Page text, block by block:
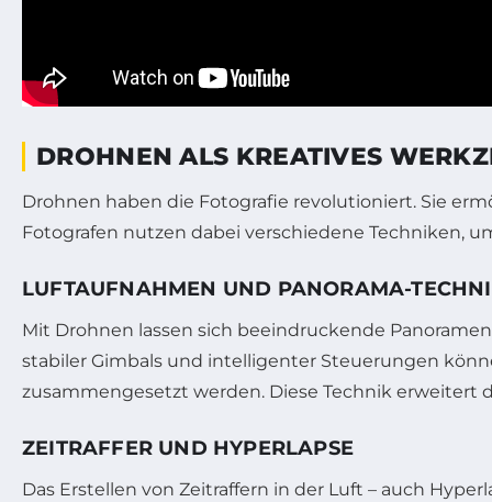
DROHNEN ALS KREATIVES
Drohnen haben die Fotografie revolutioniert. Sie
Fotografen nutzen dabei verschiedene Techniken,
LUFTAUFNAHMEN UND PANORAMA-
Mit Drohnen lassen sich beeindruckende
stabiler Gimbals und intelligenter Steuerungen
zusammengesetzt werden. Diese Technik erweitert
ZEITRAFFER UND HYPERLAPSE
Das Erstellen von Zeitraffern in der Luft – auch